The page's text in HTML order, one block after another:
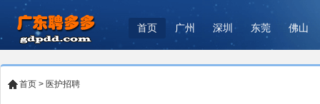
首页 广州 深圳 东莞 佛山
首页 > 医护招聘